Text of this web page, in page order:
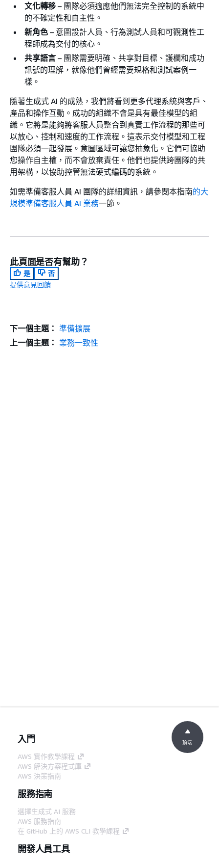
文化轉移 – 團隊必須適應他們無法完全控制的系統中
的不確定性和自主性。
新角色 – 意圖設計人員、行為測試人員和可觀測性工
程師成為交付的核心。
共享語言 – 團隊需要明確、共享對目標、護欄和成功
訊號的理解，就像他們曾經需要規格和測試案例一
樣。
隨著生成式 AI 的成熟，我們將看到更多代理系統與客戶、
產品和操作互動。成功的組織不會是具有最佳模型的組
織。它將是能夠將客服人員整合到真實工作流程的那些可
以放心、控制和速度的工作流程。這表示交付模型和工程
團隊必須一起發展。意圖區域可讓您抽象化。它們可協助
您操作自主權，而不會放棄責任。他們也提供跨團隊的共
用架構，以協助控管無法硬式編碼的系統。
如需準備客服人員 AI 團隊的詳細資訊，請參閱本指南的大
規模準備客服人員 AI 業務一節。
此頁面是否有幫助？
是
否
提供意見回饋
下一個主題： 準備擴展
上一個主題： 業務一致性
入門
AWS 實作教學課程
AWS 解決方案程式庫
AWS 決策指南
服務指南
選擇生成式 AI 服務
AWS 服務指南
在 GitHub 上的 AWS CLI 教學課程
開發人員工具
頂端